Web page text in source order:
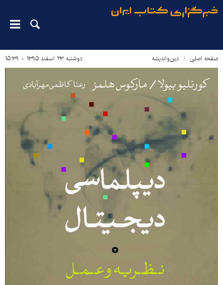
صفحه اصلی دین‌واندیشه دوشنبه ۲۳ اسفند ۱۳۹۵ - ۱۵:۳۹